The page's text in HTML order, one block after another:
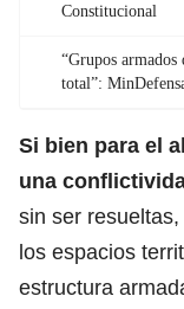
Constitucional
“Grupos armados
total”:
Si bien para el
una
sin ser
los espacios
estructura